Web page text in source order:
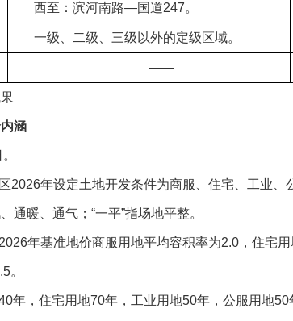
西至：滨河南路—国道247。
一级、二级、三级以外的定级区域。
——
涵
2026年设定土地开发条件为商服、住宅、工业、
通暖、通气；“一平”指场地平整。
年基准地价商服用地平均容积率为2.0，住宅
。
年，住宅用地70年，工业用地50年，公服用地50